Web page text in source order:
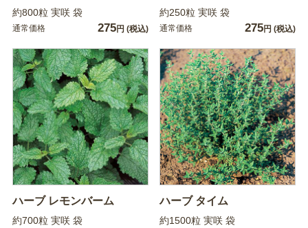
約800粒 実咲 袋
通常価格 275円 (税込)
約250粒 実咲 袋
通常価格 275円 (税込)
ハーブ レモンバーム
約700粒 実咲 袋
ハーブ タイム
約1500粒 実咲 袋